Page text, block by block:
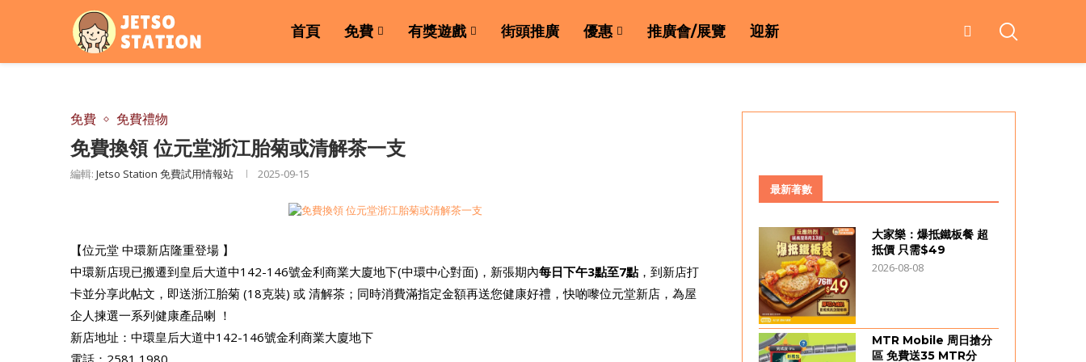
首頁 免費 有獎遊戲 街頭推廣 優惠 推廣會/展覽 迎新
免費 免費禮物
免費換領 位元堂浙江胎菊或清解茶一支
編輯: Jetso Station 免費試用情報站 2025-09-15
【位元堂 中環新店隆重登場 】
中環新店現已搬遷到皇后大道中142-146號金利商業大廈地下(中環中心對面)，新張期內每日下午3點至7點 ，到新店打
卡並分享此帖文，即送浙江胎菊 (18克裝) 或 清解茶；同時消費滿指定金額再送您健康好禮，快啲嚟位元堂新店，為屋
企人揀選一系列健康產品喇 ！
新店地址：中環皇后大道中142-146號金利商業大廈地下
電話：2581 1980
最新著數
大家樂：爆抵鐵板餐 超
抵價 只需$49
2026-08-08
MTR Mobile 周日搶分
區 免費送35 MTR分